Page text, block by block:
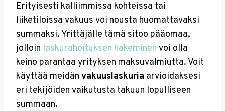
Erityisesti kalliimmissa kohteissa tai
liiketiloissa vakuus voi nousta huomattavaksi
summaksi. Yrittäjälle tämä sitoo pääomaa,
jolloin laskurahoituksen hakeminen voi olla
keino parantaa yrityksen maksuvalmiutta. Voit
käyttää meidän vakuuslaskuria arvioidaksesi
eri tekijöiden vaikutusta takuun lopulliseen
summaan.